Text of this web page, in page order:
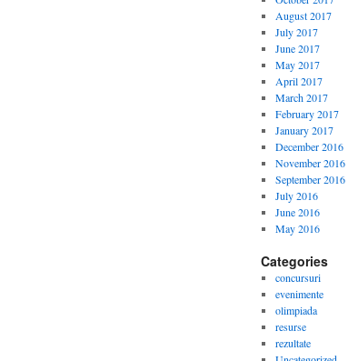
August 2017
July 2017
June 2017
May 2017
April 2017
March 2017
February 2017
January 2017
December 2016
November 2016
September 2016
July 2016
June 2016
May 2016
Categories
concursuri
evenimente
olimpiada
resurse
rezultate